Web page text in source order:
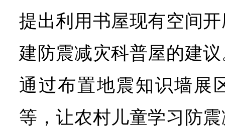
提出利用书屋现有空间
建防震减灾科普屋的建
通过布置地震知识墙展
等，让农村儿童学习防